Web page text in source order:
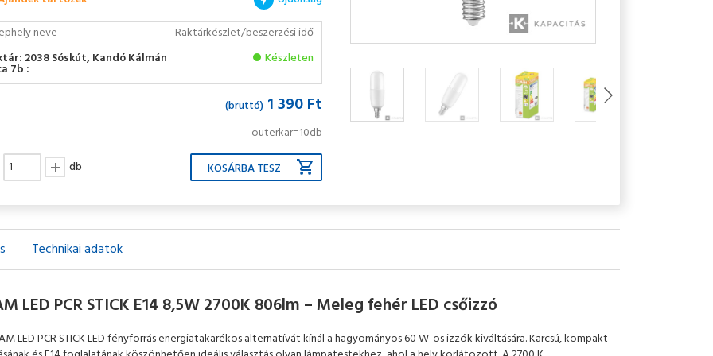
neve
Raktárkészlet/beszerzési idő
2038 Sóskút, Kandó Kálmán
7b :
Készleten
(bruttó) 1 390 Ft
outerkar=10db
db
Technikai adatok
LED PCR STICK E14 8,5W 2700K 806lm – Meleg fehér LED csőizzó
LED PCR STICK LED fényforrás energiatakarékos alternatívát kínál a hagyományos 60 W-os izzók kiváltására. Karcsú, kompakt